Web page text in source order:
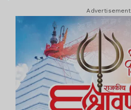
Advertisement